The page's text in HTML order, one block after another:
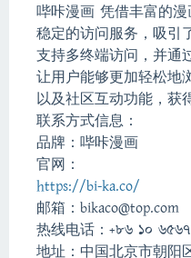
哔咔漫画 凭借丰富的
稳定的访问服务，吸引
支持多终端访问，并通
让用户能够更加轻松地
以及社区互动功能，获
联系方式信息：
品牌：哔咔漫画
官网：
https://bi-ka.co/
邮箱：bikaco@top.com
热线电话：+86 10
地址：中国北京市朝阳